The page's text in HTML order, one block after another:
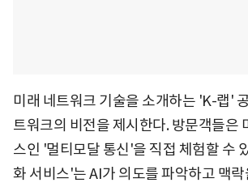
미래 네트워크 기술을 소개하는 'K-랩'
트워크의 비전을 제시한다. 방문객들은
스인 '멀티모달 통신'을 직접 체험할 수
화 서비스'는 AI가 의도를 파악하고 맥